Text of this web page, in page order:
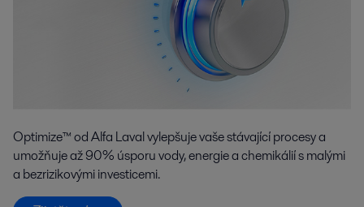
Optimize™ od Alfa Laval vylepšuje vaše stávající procesy a
umožňuje až 90% úsporu vody, energie a chemikálií s malými
a bezrizikovými investicemi.